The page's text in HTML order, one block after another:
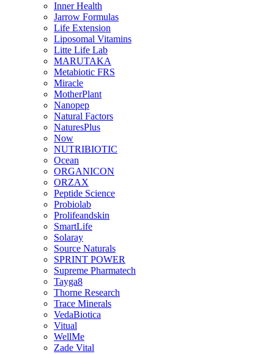
Inner Health
Jarrow Formulas
Life Extension
Liposomal Vitamins
Litte Life Lab
MARUTAKA
Metabiotic FRS
Miracle
MotherPlant
Nanopep
Natural Factors
NaturesPlus
Now
NUTRIBIOTIC
Ocean
ORGANICON
ORZAX
Peptide Science
Probiolab
Prolifeandskin
SmartLife
Solaray
Source Naturals
SPRINT POWER
Supreme Pharmatech
Tayga8
Thorne Research
Trace Minerals
VedaBiotica
Vitual
WellMe
Zade Vital